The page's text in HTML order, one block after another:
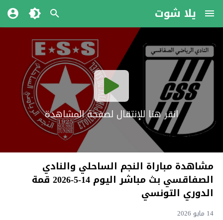
يلا شوت
انقر هنا للإنتقال لصفحة المشاهدة
مشاهدة مباراة النجم الساحلي والنادي
الصفاقسي بث مباشر اليوم 14-5-2026 قمة
الدوري التونسي
14 مايو 2026